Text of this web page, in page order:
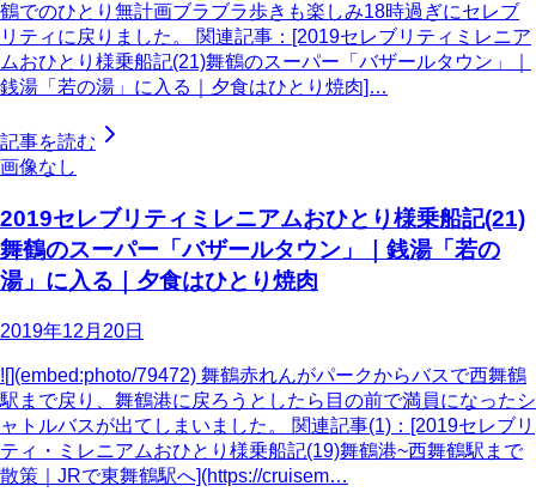
鶴でのひとり無計画ブラブラ歩きも楽しみ18時過ぎにセレブ
リティに戻りました。 関連記事：[2019セレブリティミレニア
ムおひとり様乗船記(21)舞鶴のスーパー「バザールタウン」｜
銭湯「若の湯」に入る｜夕食はひとり焼肉]…
記事を読む
画像なし
2019セレブリティミレニアムおひとり様乗船記(21)
舞鶴のスーパー「バザールタウン」｜銭湯「若の
湯」に入る｜夕食はひとり焼肉
2019年12月20日
![](embed:photo/79472) 舞鶴赤れんがパークからバスで西舞鶴
駅まで戻り、舞鶴港に戻ろうとしたら目の前で満員になったシ
ャトルバスが出てしまいました。 関連記事(1)：[2019セレブリ
ティ・ミレニアムおひとり様乗船記(19)舞鶴港~西舞鶴駅まで
散策｜JRで東舞鶴駅へ](https://cruisem…